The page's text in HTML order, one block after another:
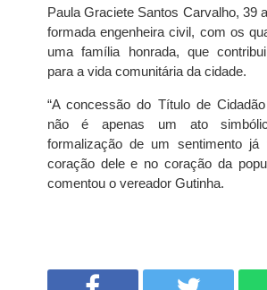
Paula Graciete Santos Carvalho, 39
formada engenheira civil, com os
uma família honrada, que
para a vida comunitária da cidade.
“A concessão do Título de
não é apenas um ato
formalização de um sentimento já
coração dele e no coração da
comentou o vereador Gutinha.